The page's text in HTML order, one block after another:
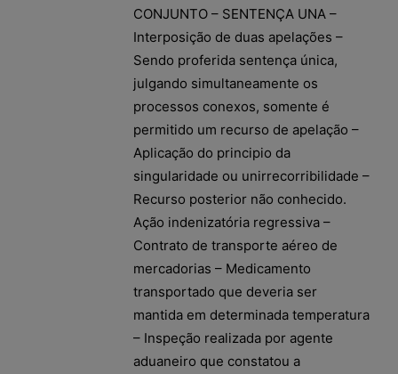
CONJUNTO – SENTENÇA UNA –
Interposição de duas apelações –
Sendo proferida sentença única,
julgando simultaneamente os
processos conexos, somente é
permitido um recurso de apelação –
Aplicação do principio da
singularidade ou unirrecorribilidade –
Recurso posterior não conhecido.
Ação indenizatória regressiva –
Contrato de transporte aéreo de
mercadorias – Medicamento
transportado que deveria ser
mantida em determinada temperatura
– Inspeção realizada por agente
aduaneiro que constatou a